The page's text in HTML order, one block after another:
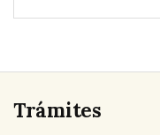
Trámites